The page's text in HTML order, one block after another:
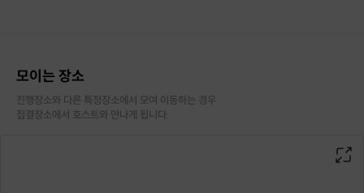
모이는 장소
진행장소와 다른 특정장소에서 모여 이동하는 경우
집결장소에서 호스트와 만나게 됩니다.